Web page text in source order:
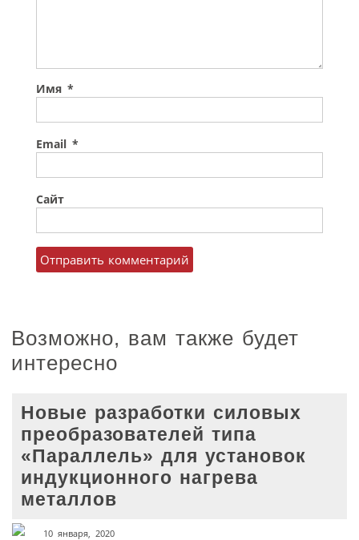
Имя *
Email *
Сайт
Возможно, вам также будет
интересно
Новые разработки силовых
преобразователей типа
«Параллель» для установок
индукционного нагрева
металлов
10 января, 2020